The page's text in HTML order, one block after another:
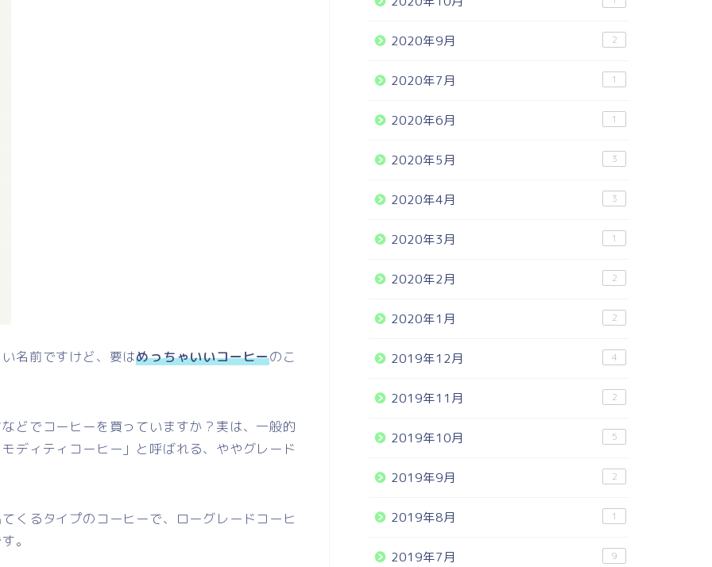
名前ですけど、要はめっちゃいいコーヒーのこ
どでコーヒーを買っていますか？実は、一般的
ディティコーヒー」と呼ばれる、ややグレード
くるタイプのコーヒーで、ローグレードコーヒ
。
2020年9月 2
2020年7月 1
2020年6月 1
2020年5月 3
2020年4月 3
2020年3月 1
2020年2月 2
2020年1月 2
2019年12月 4
2019年11月 2
2019年10月 5
2019年9月 2
2019年8月 1
2019年7月 9